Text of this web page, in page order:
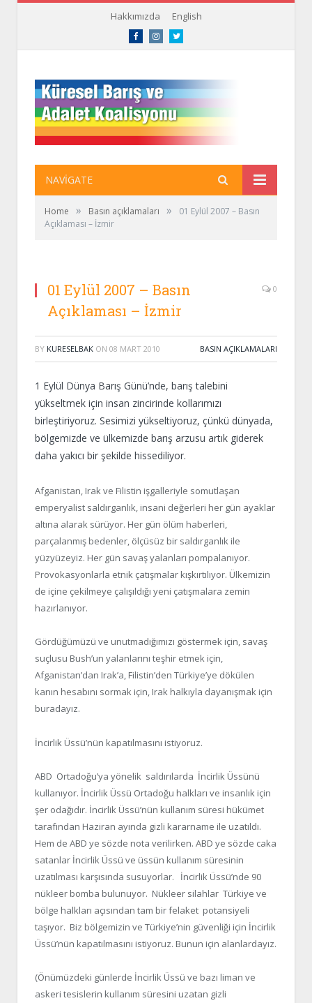
Hakkımızda English
FacebookInstagramTwitter
NAVIGATE
Home » Basın açıklamaları »
01 Eylül 2007 – Basın
Açıklaması – İzmir
01 Eylül 2007 – Basın
Açıklaması – İzmir
0
BY KURESELBAK ON 08 MART 2010 BASIN AÇIKLAMALARI
1 Eylül Dünya Barış Günü’nde, barış talebini
yükseltmek için insan zincirinde kollarımızı
birleştiriyoruz. Sesimizi yükseltiyoruz, çünkü dünyada,
bölgemizde ve ülkemizde barış arzusu artık giderek
daha yakıcı bir şekilde hissediliyor.
Afganistan, Irak ve Filistin işgalleriyle somutlaşan
emperyalist saldırganlık, insani değerleri her gün ayaklar
altına alarak sürüyor. Her gün ölüm haberleri,
parçalanmış bedenler, ölçüsüz bir saldırganlık ile
yüzyüzeyiz. Her gün savaş yalanları pompalanıyor.
Provokasyonlarla etnik çatışmalar kışkırtılıyor. Ülkemizin
de içine çekilmeye çalışıldığı yeni çatışmalara zemin
hazırlanıyor.
Gördüğümüzü ve unutmadığımızı göstermek için, savaş
suçlusu Bush’un yalanlarını teşhir etmek için,
Afganistan’dan Irak’a, Filistin’den Türkiye’ye dökülen
kanın hesabını sormak için, Irak halkıyla dayanışmak için
buradayız.
İncirlik Üssü’nün kapatılmasını istiyoruz.
ABD Ortadoğu’ya yönelik saldırılarda İncirlik Üssünü
kullanıyor. İncirlik Üssü Ortadoğu halkları ve insanlık için
şer odağıdır. İncirlik Üssü’nün kullanım süresi hükümet
tarafından Haziran ayında gizli kararname ile uzatıldı.
Hem de ABD ye sözde nota verilirken. ABD ye sözde caka
satanlar İncirlik Üssü ve üssün kullanım süresinin
uzatılması karşısında susuyorlar. İncirlik Üssü’nde 90
nükleer bomba bulunuyor. Nükleer silahlar Türkiye ve
bölge halkları açısından tam bir felaket potansiyeli
taşıyor. Biz bölgemizin ve Türkiye’nin güvenliği için İncirlik
Üssü’nün kapatılmasını istiyoruz. Bunun için alanlardayız.
(Önümüzdeki günlerde İncirlik Üssü ve bazı liman ve
askeri tesislerin kullanım süresini uzatan gizli